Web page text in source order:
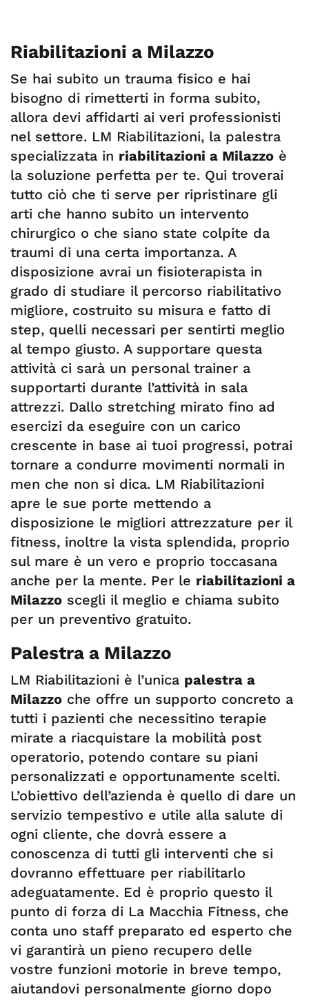
Riabilitazioni a Milazzo
Se hai subito un trauma fisico e hai
bisogno di rimetterti in forma subito,
allora devi affidarti ai veri professionisti
nel settore. LM Riabilitazioni, la palestra
specializzata in riabilitazioni a Milazzo è
la soluzione perfetta per te. Qui troverai
tutto ciò che ti serve per ripristinare gli
arti che hanno subito un intervento
chirurgico o che siano state colpite da
traumi di una certa importanza. A
disposizione avrai un fisioterapista in
grado di studiare il percorso riabilitativo
migliore, costruito su misura e fatto di
step, quelli necessari per sentirti meglio
al tempo giusto. A supportare questa
attività ci sarà un personal trainer a
supportarti durante l’attività in sala
attrezzi. Dallo stretching mirato fino ad
esercizi da eseguire con un carico
crescente in base ai tuoi progressi, potrai
tornare a condurre movimenti normali in
men che non si dica. LM Riabilitazioni
apre le sue porte mettendo a
disposizione le migliori attrezzature per il
fitness, inoltre la vista splendida, proprio
sul mare è un vero e proprio toccasana
anche per la mente. Per le riabilitazioni a
Milazzo scegli il meglio e chiama subito
per un preventivo gratuito.
Palestra a Milazzo
LM Riabilitazioni è l’unica palestra a
Milazzo che offre un supporto concreto a
tutti i pazienti che necessitino terapie
mirate a riacquistare la mobilità post
operatorio, potendo contare su piani
personalizzati e opportunamente scelti.
L’obiettivo dell’azienda è quello di dare un
servizio tempestivo e utile alla salute di
ogni cliente, che dovrà essere a
conoscenza di tutti gli interventi che si
dovranno effettuare per riabilitarlo
adeguatamente. Ed è proprio questo il
punto di forza di La Macchia Fitness, che
conta uno staff preparato ed esperto che
vi garantirà un pieno recupero delle
vostre funzioni motorie in breve tempo,
aiutandovi personalmente giorno dopo